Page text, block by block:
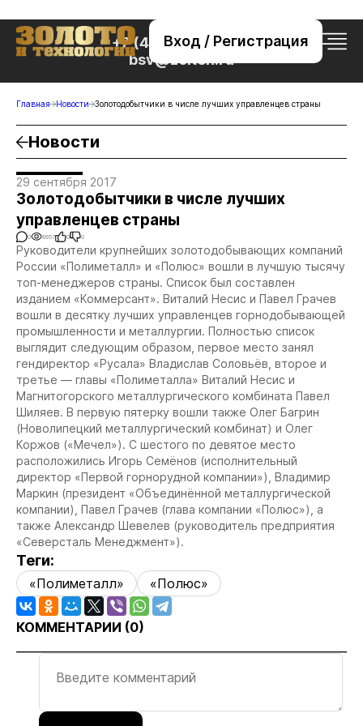
Вход / Регистрация
+7 (495) 221-76-32
bsv@zolteh.ru
Главная Новости Золотодобытчики в числе лучших управленцев страны
Новости
29 сентября 2017
Золотодобытчики в числе лучших
управленцев страны
0 8957 0 0
Руководители крупнейших золотодобывающих компаний
России «Полиметалл» и «Полюс» вошли в лучшую тысячу
топ-менеджеров страны. Список был составлен
изданием «Коммерсант». Виталий Несис и Павел Грачев
вошли в десятку лучших управленцев горнодобывающей
промышленности и металлургии. Полностью список
выглядит следующим образом, первое место занял
гендиректор «Русала» Владислав Соловьёв, второе и
третье — главы «Полиметалла» Виталий Несис и
Магнитогорского металлургического комбината Павел
Шиляев. В первую пятерку вошли также Олег Багрин
(Новолипецкий металлургический комбинат) и Олег
Коржов («Мечел»). С шестого по девятое место
расположились Игорь Семёнов (исполнительный
директор «Первой горнорудной компании»), Владимир
Маркин (президент «Объединённой металлургической
компании), Павел Грачев (глава компании «Полюс»), а
также Александр Шевелев (руководитель предприятия
«Северсталь Менеджмент»).
Теги:
«Полиметалл» «Полюс»
КОММЕНТАРИИ (0)